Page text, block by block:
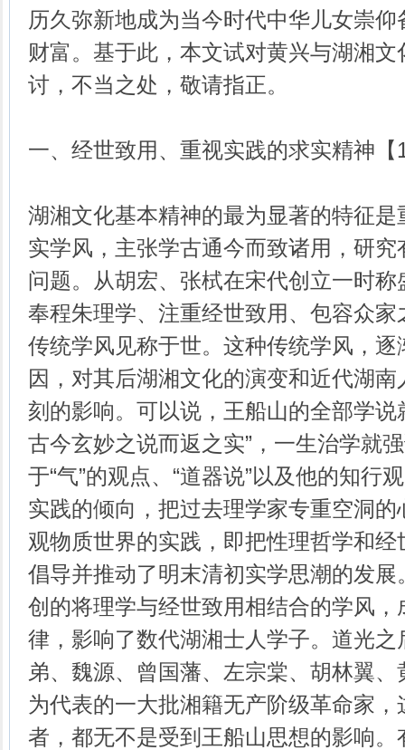
历久弥新地成为当今时代中华儿女崇
财富。基于此，本文试对黄兴与湖湘
讨，不当之处，敬请指正。
一、经世致用、重视实践的求实精神【
湖湘文化基本精神的最为显著的特征
实学风，主张学古通今而致诸用，研
问题。从胡宏、张栻在宋代创立一时
奉程朱理学、注重经世致用、包容众
传统学风见称于世。这种传统学风，
因，对其后湖湘文化的演变和近代湖
刻的影响。可以说，王船山的全部学说
古今玄妙之说而返之实”，一生治学就
于“气”的观点、“道器说”以及他的知行
实践的倾向，把过去理学家专重空洞
观物质世界的实践，即把性理哲学和
倡导并推动了明末清初实学思潮的发
创的将理学与经世致用相结合的学风
律，影响了数代湖湘士人学子。道光
弟、魏源、曾国藩、左宗棠、胡林翼
为代表的一大批湘籍无产阶级革命家
者，都无不是受到王船山思想的影响